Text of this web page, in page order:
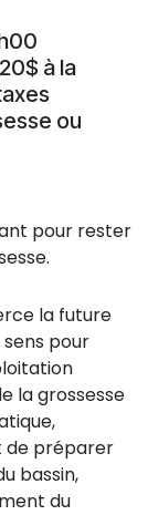
à la
ou
pour rester
la future
pour
la grossesse
de préparer
bassin,
du